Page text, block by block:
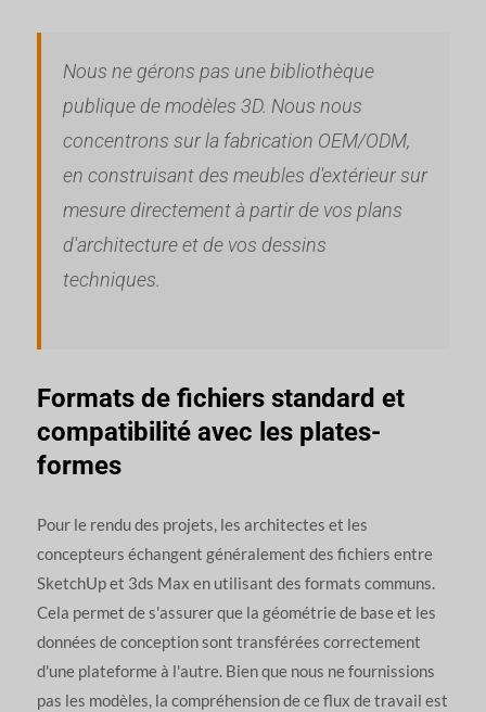
Nous ne gérons pas une bibliothèque
publique de modèles 3D. Nous nous
concentrons sur la fabrication OEM/ODM,
en construisant des meubles d'extérieur sur
mesure directement à partir de vos plans
d'architecture et de vos dessins
techniques.
Formats de fichiers standard et
compatibilité avec les plates-
formes
Pour le rendu des projets, les architectes et les
concepteurs échangent généralement des fichiers entre
SketchUp et 3ds Max en utilisant des formats communs.
Cela permet de s'assurer que la géométrie de base et les
données de conception sont transférées correctement
d'une plateforme à l'autre. Bien que nous ne fournissions
pas les modèles, la compréhension de ce flux de travail est